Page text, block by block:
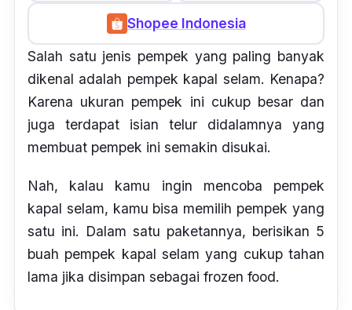
Shopee Indonesia
Salah satu jenis pempek yang paling banyak
dikenal adalah pempek kapal selam. Kenapa?
Karena ukuran pempek ini cukup besar dan
juga terdapat isian telur didalamnya yang
membuat pempek ini semakin disukai.
Nah, kalau kamu ingin mencoba pempek
kapal selam, kamu bisa memilih pempek yang
satu ini. Dalam satu paketannya, berisikan 5
buah pempek kapal selam yang cukup tahan
lama jika disimpan sebagai frozen food.